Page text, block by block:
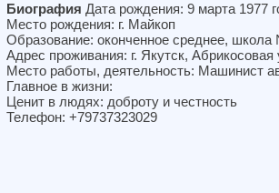
Биография Дата рождения: 9 марта 1977
Место рождения: г. Майкоп
Образование: оконченное среднее,
Адрес проживания: г. Якутск,
Место работы, деятельность: Машинист
Главное в жизни:
Ценит в людях: доброту и честность
Телефон: +79737323029